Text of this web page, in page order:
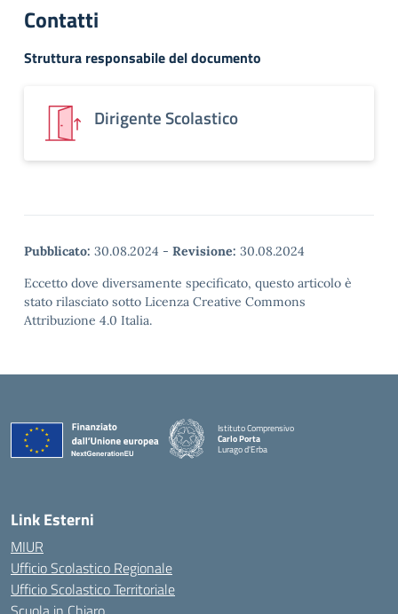
Contatti
Struttura responsabile del documento
Dirigente Scolastico
Pubblicato: 30.08.2024 - Revisione: 30.08.2024
Eccetto dove diversamente specificato, questo articolo è
stato rilasciato sotto Licenza Creative Commons
Attribuzione 4.0 Italia.
Istituto Comprensivo
Carlo Porta
Lurago d'Erba
— Visita la pagina iniziale della scuola
Link Esterni
MIUR
Ufficio Scolastico Regionale
Ufficio Scolastico Territoriale